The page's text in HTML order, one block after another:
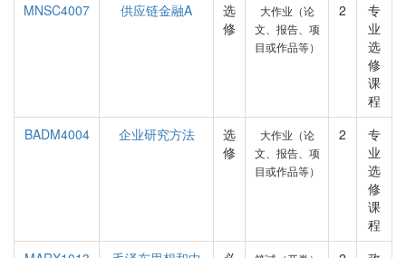
MNSC4007
供应链金融A
选
修
大作业（论
文、报告、项
目或作品等）
2
专
业
选
修
课
程
BADM4004
企业研究方法
选
修
大作业（论
文、报告、项
目或作品等）
2
专
业
选
修
课
程